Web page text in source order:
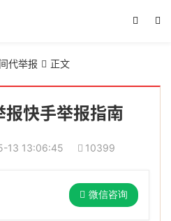
代举报  正文
报快手举报指南
13 13:06:45 10399
微信咨询